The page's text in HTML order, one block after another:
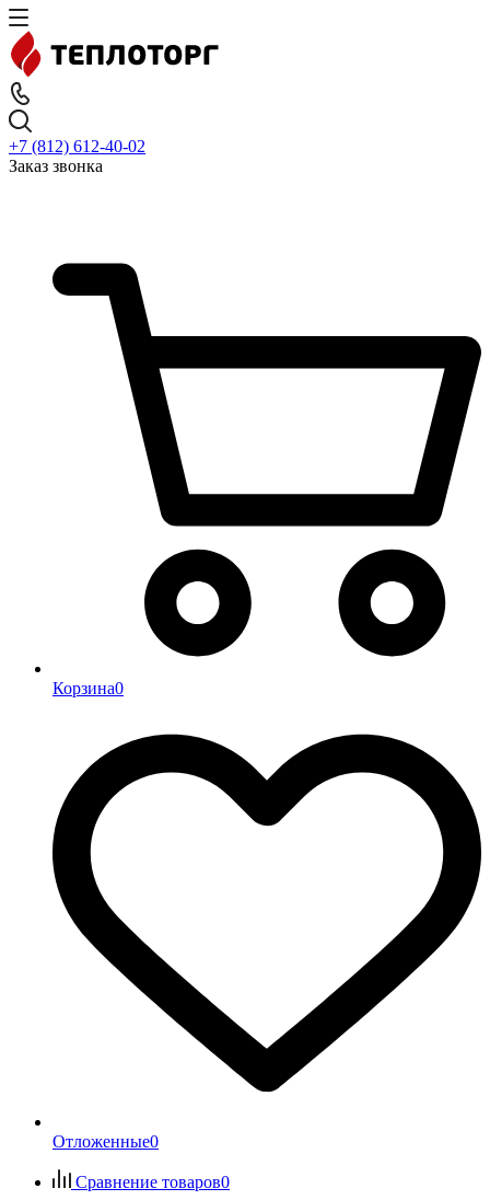
+7 (812) 612-40-02
Заказ звонка
Корзина0
Отложенные0
Сравнение товаров0